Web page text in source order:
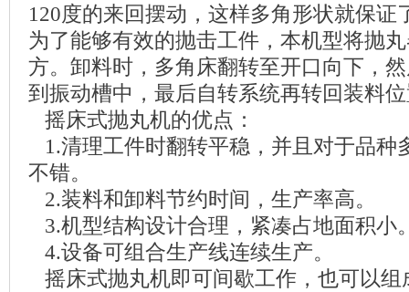
120度的来回摆动，这样多角形状就保证
为了能够有效的抛击工件，本机型将抛
方。卸料时，多角床翻转至开口向下，
到振动槽中，最后自转系统再转回装料
摇床式抛丸机的优点：
1.清理工件时翻转平稳，并且对于品种
不错。
2.装料和卸料节约时间，生产率高。
3.机型结构设计合理，紧凑占地面积小
4.设备可组合生产线连续生产。
摇床式抛丸机即可间歇工作，也可以组